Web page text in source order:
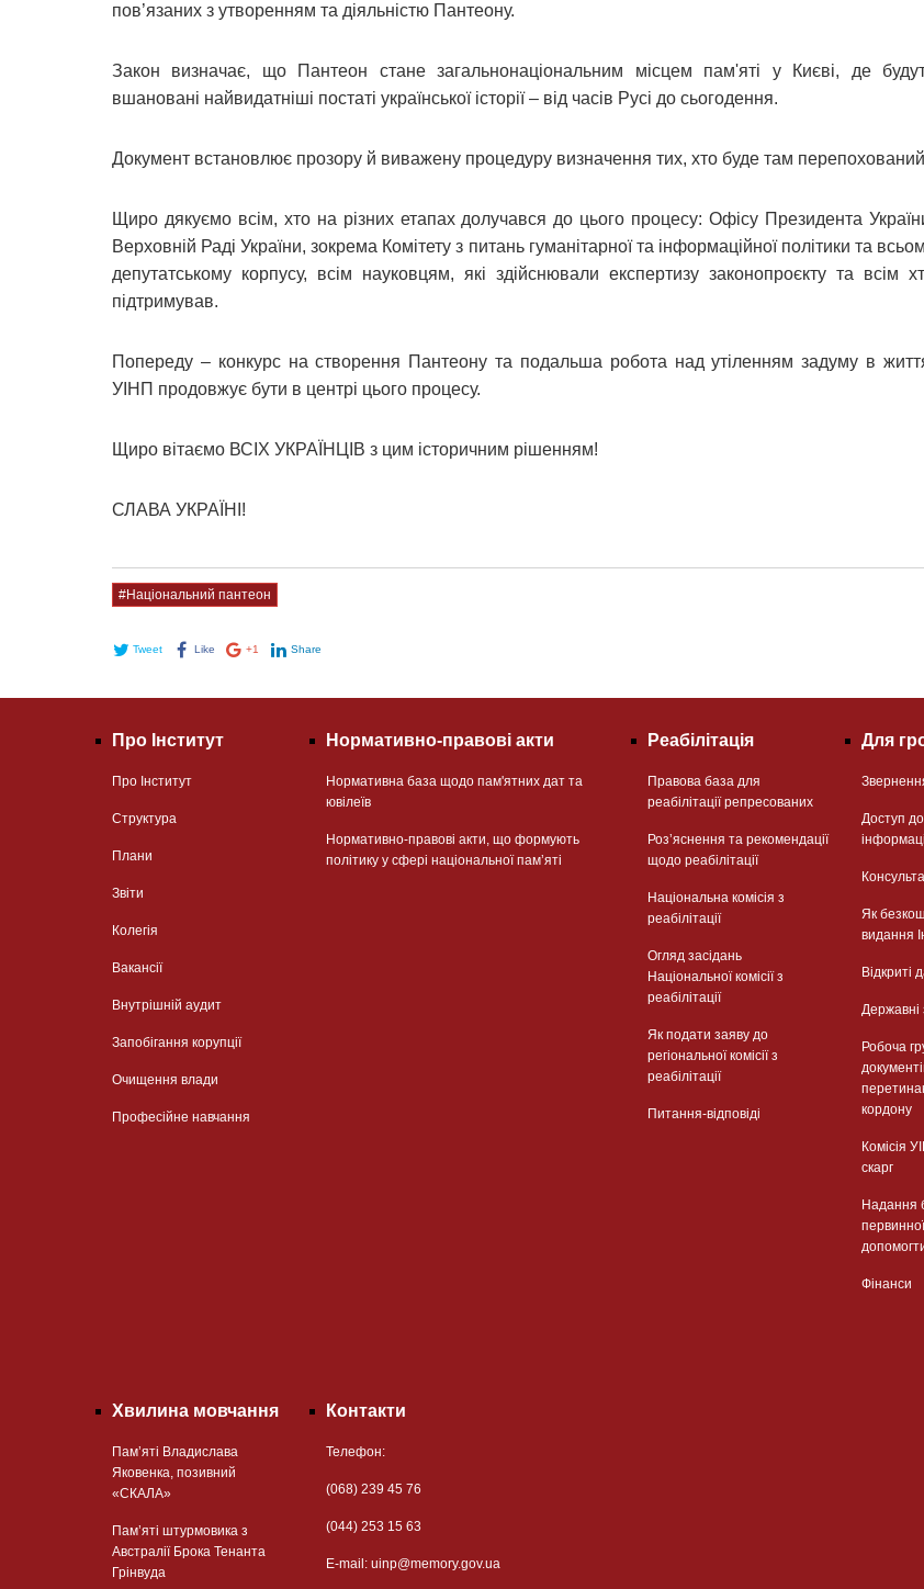
пов’язаних з утворенням та діяльністю Пантеону.
Закон визначає, що Пантеон стане загальнонаціональним місцем пам'яті у Києві, де
вшановані найвидатніші постаті української історії – від часів Русі до сьогодення.
Документ встановлює прозору й виважену процедуру визначення тих, хто буде там
Щиро дякуємо всім, хто на різних етапах долучався до цього процесу: Офісу Президента
Верховній Раді України, зокрема Комітету з питань гуманітарної та інформаційної політики та
депутатському корпусу, всім науковцям, які здійснювали експертизу законопроєкту та всім
підтримував.
Попереду – конкурс на створення Пантеону та подальша робота над утіленням задуму в
УІНП продовжує бути в центрі цього процесу.
Щиро вітаємо ВСІХ УКРАЇНЦІВ з цим історичним рішенням!
СЛАВА УКРАЇНІ!
#Національний пантеон
Tweet Like +1 Share
Про Інститут
Про Інститут
Структура
Плани
Звіти
Колегія
Вакансії
Внутрішній аудит
Запобігання корупції
Очищення влади
Професійне навчання
Нормативно-правові акти
Нормативна база щодо пам'ятних дат та
ювілеїв
Нормативно-правові акти, що формують
політику у сфері національної памʼяті
Реабілітація
Правова база для
реабілітації репресованих
Розʼяснення та рекомендації
щодо реабілітації
Національна комісія з
реабілітації
Огляд засідань
Національної комісії з
реабілітації
Як подати заяву до
регіональної комісії з
реабілітації
Питання-відповіді
Для
Доступ до
Як
видання
Відкриті
Державні
Робоча
кордону
Комісія
скарг
Надання
Фінанси
Хвилина мовчання
Пам’яті Владислава
Яковенка, позивний
«СКАЛА»
Пам’яті штурмовика з
Австралії Брока Тенанта
Грінвуда
Контакти
Телефон:
(068) 239 45 76
(044) 253 15 63
Е-mail: uinp@memory.gov.ua